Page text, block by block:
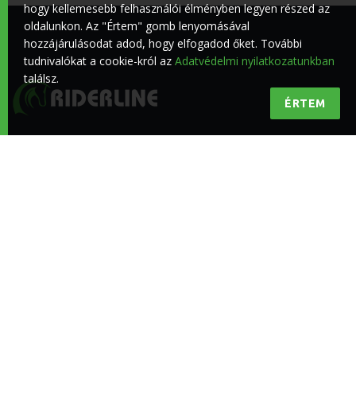
hogy kellemesebb felhasználói élményben legyen részed az
oldalunkon. Az "Értem" gomb lenyomásával
hozzájárulásodat adod, hogy elfogadod őket. További
tudnivalókat a cookie-król az Adatvédelmi nyilatkozatunkban
találsz.
ÉRTEM